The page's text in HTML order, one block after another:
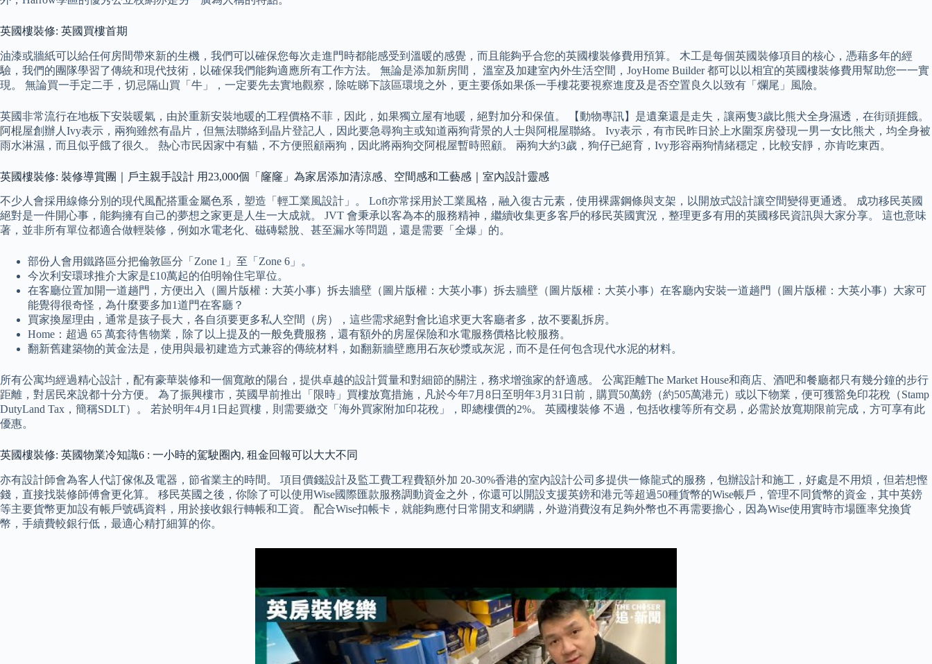
英國樓裝修: 英國買樓首期
油漆或牆紙可以給任何房間帶來新的生機，我們可以確保您每次走進門時都能感受到溫暖的感覺，而且能夠乎合您的英國樓裝修費用預算。 木工是每個英國裝修項目的核心，憑藉多年的經
驗，我們的團隊學習了傳統和現代技術，以確保我們能夠適應所有工作方法。 無論是添加新房間， 溫室及加建室內外生活空間，JoyHome Builder 都可以以相宜的英國樓裝修費用幫助您一一實
現。 無論買一手定二手，切忌隔山買「牛」，一定要先去實地觀察，除咗睇下該區環境之外，更主要係如果係一手樓花要視察進度及是否空置良久以致有「爛尾」風險。
英國非常流行在地板下安裝暖氣，由於重新安裝地暖的工程價格不菲，因此，如果獨立屋有地暖，絕對加分和保值。 【動物專訊】是遺棄還是走失，讓兩隻3歲比熊犬全身濕透，在街頭捱餓。
阿棍屋創辦人Ivy表示，兩狗雖然有晶片，但無法聯絡到晶片登記人，因此要急尋狗主或知道兩狗背景的人士與阿棍屋聯絡。 Ivy表示，有市民昨日於上水圍泵房發現一男一女比熊犬，均全身被
雨水淋濕，而且似乎餓了很久。 熱心市民因家中有貓，不方便照顧兩狗，因此將兩狗交阿棍屋暫時照顧。 兩狗大約3歲，狗仔已絕育，Ivy形容兩狗情緒穩定，比較安靜，亦肯吃東西。
英國樓裝修: 裝修導賞團｜戶主親手設計 用23,000個「窿窿」為家居添加清涼感、空間感和工藝感｜室內設計靈感
不少人會採用線條分別的現代風配搭重金屬色系，塑造「輕工業風設計」。 Loft亦常採用於工業風格，融入復古元素，使用裸露鋼條與支架，以開放式設計讓空間變得更通透。 成功移民英國
絕對是一件開心事，能夠擁有自己的夢想之家更是人生一大成就。 JVT 會秉承以客為本的服務精神，繼續收集更多客戶的移民英國實況，整理更多有用的英國移民資訊與大家分享。 這也意味
著，並非所有單位都適合做輕裝修，例如水電老化、磁磚鬆脫、甚至漏水等問題，還是需要「全爆」的。
部份人會用鐵路區分把倫敦區分「Zone 1」至「Zone 6」。
今次利安環球推介大家是£10萬起的伯明翰住宅單位。
在客廳位置加開一道趟門，方便出入（圖片版權：大英小事）拆去牆壁（圖片版權：大英小事）拆去牆壁（圖片版權：大英小事）在客廳內安裝一道趟門（圖片版權：大英小事）大家可
能覺得很奇怪，為什麼要多加1道門在客廳？
買家換屋理由，通常是孩子長大，各自須要更多私人空間（房），這些需求絕對會比追求更大客廳者多，故不要亂拆房。
Home：超過 65 萬套待售物業，除了以上提及的一般免費服務，還有額外的房屋保險和水電服務價格比較服務。
翻新舊建築物的黃金法是，使用與最初建造方式兼容的傳統材料，如翻新牆壁應用石灰砂漿或灰泥，而不是任何包含現代水泥的材料。
所有公寓均經過精心設計，配有豪華裝修和一個寬敞的陽台，提供卓越的設計質量和對細節的關注，務求增強家的舒適感。 公寓距離The Market House和商店、酒吧和餐廳都只有幾分鐘的步行
距離，對居民來說都十分方便。 為了振興樓市，英國早前推出「限時」買樓放寬措施，凡於今年7月8日至明年3月31日前，購買50萬鎊（約505萬港元）或以下物業，便可獲豁免印花稅（Stamp
DutyLand Tax，簡稱SDLT）。 若於明年4月1日起買樓，則需要繳交「海外買家附加印花稅」，即總樓價的2%。 英國樓裝修 不過，包括收樓等所有交易，必需於放寬期限前完成，方可享有此
優惠。
英國樓裝修: 英國物業冷知識6 : 一小時的駕駛圈內, 租金回報可以大大不同
亦有設計師會為客人代訂傢俬及電器，節省業主的時間。 項目價錢設計及監工費工程費額外加 20-30%香港的室內設計公司多提供一條龍式的服務，包辦設計和施工，好處是不用煩，但若想慳
錢，直接找裝修師傅會更化算。 移民英國之後，你除了可以使用Wise國際匯款服務調動資金之外，你還可以開設支援英鎊和港元等超過50種貨幣的Wise帳戶，管理不同貨幣的資金，其中英鎊
等主要貨幣更加設有帳戶號碼資料，用於接收銀行轉帳和工資。 配合Wise扣帳卡，就能夠應付日常開支和網購，外遊消費沒有足夠外幣也不再需要擔心，因為Wise使用實時市場匯率兌換貨
幣，手續費較銀行低，最適心精打細算的你。